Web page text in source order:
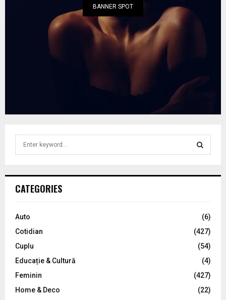
BANNER SPOT
h
o
:
C
CATEGORIES
Auto
(6)
Cotidian
(427)
Cuplu
(54)
Educație & Cultură
(4)
Feminin
(427)
Home & Deco
(22)